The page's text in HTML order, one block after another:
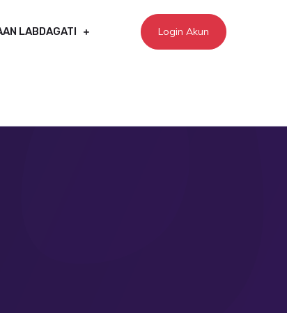
Login Akun
LABDAGATI